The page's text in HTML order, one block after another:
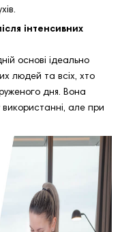
інтенсивних
основі ідеально
людей та всіх, хто
дня. Вона
але при